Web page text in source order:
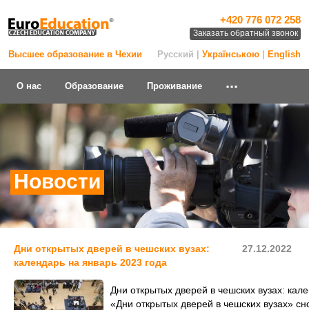
Высшее образование в Чехии
+420 776 072 258
Заказать обратный звонок
Русский | Українською English
О нас Образование Проживание ...
Новости
27.12.2022
Дни открытых дверей в чешских вузах:
календарь на январь 2023 года
Дни открытых дверей в чешских вузах:
«Дни открытых дверей в чешских вузах»